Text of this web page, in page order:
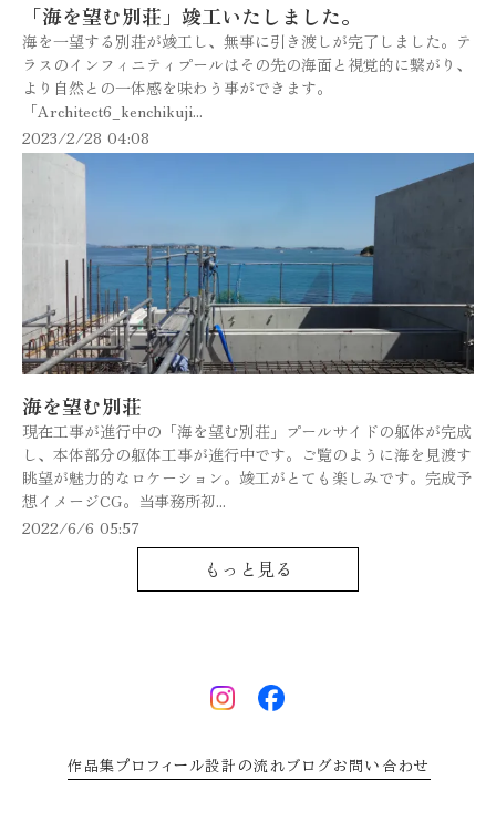
「海を望む別荘」竣工いたしました。
海を一望する別荘が竣工し、無事に引き渡しが完了しました。テ
ラスのインフィニティプールはその先の海面と視覚的に繋がり、
より自然との一体感を味わう事ができます。
「Architect6_kenchikuji...
2023/2/28 04:08
海を望む別荘
現在工事が進行中の「海を望む別荘」プールサイドの躯体が完成
し、本体部分の躯体工事が進行中です。ご覧のように海を見渡す
眺望が魅力的なロケーション。竣工がとても楽しみです。完成予
想イメージCG。当事務所初...
2022/6/6 05:57
もっと見る
作品集 プロフィール設計の流れ ブログお問い合わせ